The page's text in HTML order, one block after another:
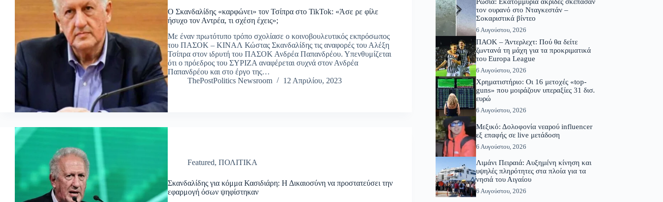
Ο Σκανδαλίδης «καρφώνει» τον Τσίπρα στο TikTok: «Άσε ρε φίλε
ήσυχο τον Αντρέα, τι σχέση έχεις»;
Με έναν πρωτότυπο τρόπο σχολίασε ο κοινοβουλευτικός εκπρόσωπος
του ΠΑΣΟΚ – ΚΙΝΑΛ Κώστας Σκανδαλίδης τις αναφορές του Αλέξη
Τσίπρα στον ιδρυτή του ΠΑΣΟΚ Ανδρέα Παπανδρέου. Υπενθυμίζεται
ότι ο πρόεδρος του ΣΥΡΙΖΑ αναφέρεται συχνά στον Ανδρέα
Παπανδρέου και στο έργο της…
ThePostPolitics Newsroom
12 Απριλίου, 2023
Featured, ΠΟΛΙΤΙΚΑ
Σκανδαλίδης για κόμμα Κασιδιάρη: Η Δικαιοσύνη να προστατεύσει την
εφαρμογή όσων ψηφίστηκαν
τον ουρανό στο Νταγκεστάν –
Σοκαριστικά βίντεο
6 Αυγούστου, 2026
ΠΑΟΚ – Άντερλεχτ: Πού θα δείτε
ζωντανά τη μάχη για τα προκριματικά
του Europa League
6 Αυγούστου, 2026
Χρηματιστήριο: Οι 16 μετοχές «top-
guns» που μοιράζουν υπεραξίες 31 δισ.
ευρώ
6 Αυγούστου, 2026
Μεξικό: Δολοφονία νεαρού influencer
εξ επαφής σε live μετάδοση
6 Αυγούστου, 2026
Λιμάνι Πειραιά: Αυξημένη κίνηση και
υψηλές πληρότητες στα πλοία για τα
νησιά του Αιγαίου
6 Αυγούστου, 2026